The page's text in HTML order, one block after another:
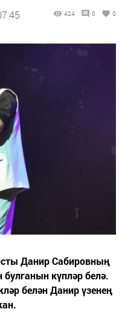
424 0 0
Данир Сабировның
булганын күпләр белә.
белән Данир үзенең